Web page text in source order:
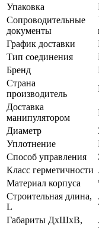
Упаковка
Сопроводительные
документы
График доставки
Тип соединения
Бренд
Страна
производитель
Доставка
манипулятором
Диаметр
Уплотнение
Способ управления
Класс герметичности
Материал корпуса
Строительная длина,
L
Габариты ДхШхВ,